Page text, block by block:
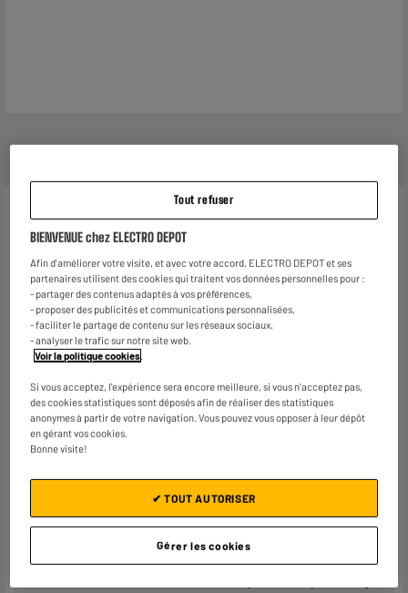
Caractéristiques
Coloris Plusieurs modèles
Matière principale Plastique
Contenance
Caractéristiques
complémentaires
Mug avec paille. Idéal pour
emmener vos boissons
froides
gorgée.
Parfait pour les boissons
froides, il est doté d’un
couvercle hermétique et
Tout refuser
BIENVENUE chez ELECTRO DEPOT
Afin d'améliorer votre visite, et avec votre accord, ELECTRO DEPOT et ses
partenaires utilisent des cookies qui traitent vos données personnelles pour :
- partager des contenus adaptés à vos préférences,
- proposer des publicités et communications personnalisées,
- faciliter le partage de contenu sur les réseaux sociaux,
- analyser le trafic sur notre site web.
Voir la politique cookies
Si vous acceptez, l'expérience sera encore meilleure, si vous n'acceptez pas,
des cookies statistiques sont déposés afin de réaliser des statistiques
anonymes à partir de votre navigation. Vous pouvez vous opposer à leur dépôt
en gérant vos cookies.
Bonne visite!
Gérer les cookies
✔ TOUT AUTORISER